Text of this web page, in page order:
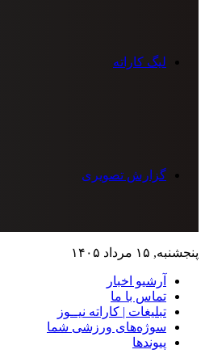
لیگ کاراته
گزارش تصویری
پنجشنبه, ۱۵ مرداد ۱۴۰۵
آرشیو اخبار
تماس‌ با‌ ما
تبلیغات | کاراته نیــوز
سوژه‌های ورزشی شما
پیوندها